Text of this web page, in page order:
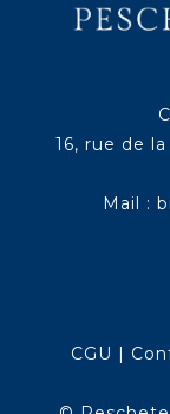
16, rue de
Mail :
CGU |